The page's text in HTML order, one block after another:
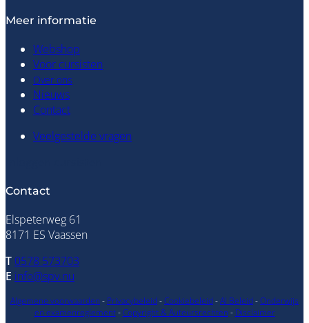
Meer informatie
Webshop
Voor cursisten
Over ons
Nieuws
Contact
Veelgestelde vragen
Contact
Elspeterweg 61
8171 ES Vaassen
T 0578 573703
E info@spv.nu
Algemene voorwaarden - Privacybeleid -Cookiebeleid -AI Beleid -Onderwijs
en examenreglement-Copyright & Auteursrechten - Disclaimer